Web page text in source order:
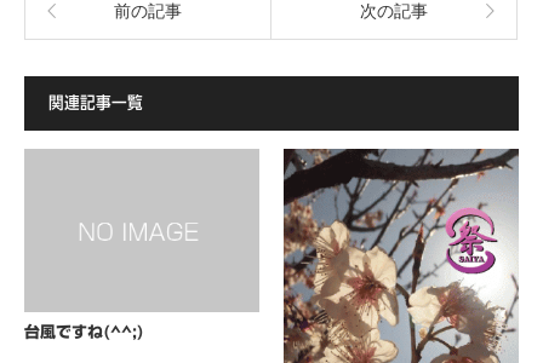
前の記事 次の記事
関連記事一覧
台風ですね(^^;)